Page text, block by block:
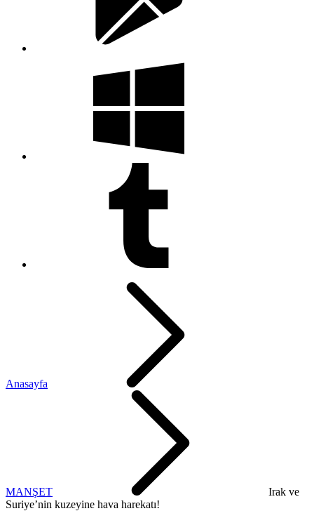
Anasayfa
MANŞET
Irak ve
Suriye’nin kuzeyine hava harekatı!